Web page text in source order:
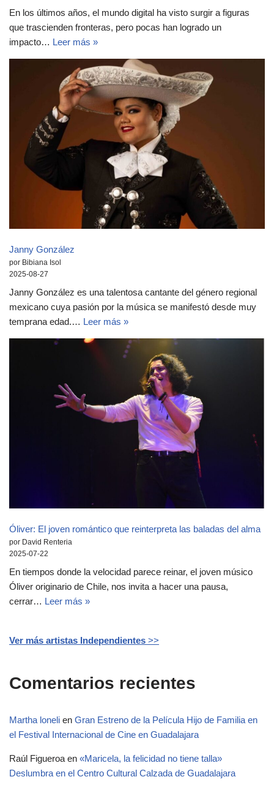
En los últimos años, el mundo digital ha visto surgir a figuras
que trascienden fronteras, pero pocas han logrado un
impacto… Leer más »
Janny González
por Bibiana Isol
2025-08-27
Janny González es una talentosa cantante del género regional
mexicano cuya pasión por la música se manifestó desde muy
temprana edad.… Leer más »
Óliver: El joven romántico que reinterpreta las baladas del alma
por David Renteria
2025-07-22
En tiempos donde la velocidad parece reinar, el joven músico
Óliver originario de Chile, nos invita a hacer una pausa,
cerrar… Leer más »
Ver más artistas Independientes >>
Comentarios recientes
Martha loneli en Gran Estreno de la Película Hijo de Familia en
el Festival Internacional de Cine en Guadalajara
Raúl Figueroa en «Maricela, la felicidad no tiene talla»
Deslumbra en el Centro Cultural Calzada de Guadalajara